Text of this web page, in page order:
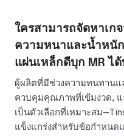
ใครสามารถจัดหาเก
ความหนาและน้ำหนั
แผ่นเหล็กดีบุก MR ได้
ผู้ผลิตที่มีช่วงความทนทานแ
ควบคุมคุณภาพที่เข้มงวด,
เป็นตัวเลือกที่เหมาะสม
แข็งแกร่งสำหรับข้อกำหนด